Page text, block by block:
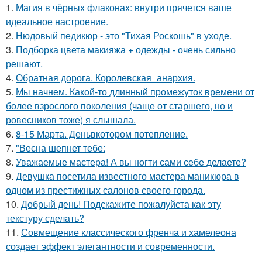
1. Магия в чёрных флаконах: внутри прячется ваше
идеальное настроение.
2. Нюдовый педикюр - это "Тихая Роскошь" в уходе.
3. Подборка цвета макияжа + одежды - очень сильно
решают.
4. Обратная дорога. Королевская_анархия.
5. Мы начнем. Какой-то длинный промежуток времени от
более взрослого поколения (чаще от старшего, но и
ровесников тоже) я слышала.
6. 8-15 Марта. Деньвкотором потепление.
7. "Весна шепнет тебе:
8. Уважаемые мастера! А вы ногти сами себе делаете?
9. Девушка посетила известного мастера маникюра в
одном из престижных салонов своего города.
10. Добрый день! Подскажите пожалуйста как эту
текстуру сделать?
11. Совмещение классического френча и хамелеона
создает эффект элегантности и современности.